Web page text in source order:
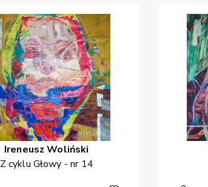
Ireneusz Woliński
Z cyklu Głowy - nr 14